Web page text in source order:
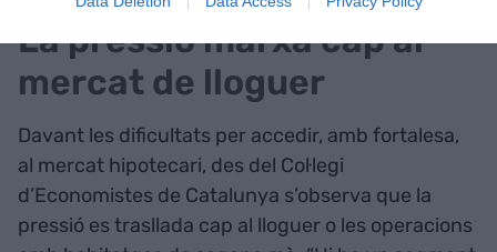
La pressió marxa cap al
mercat de lloguer
Davant les dificultats per accedir, amb fortalesa,
al mercat hipotecari, des del Col·legi
d’Economistes de Catalunya s’observa que la
pressió es trasllada cap al lloguer o les operacions